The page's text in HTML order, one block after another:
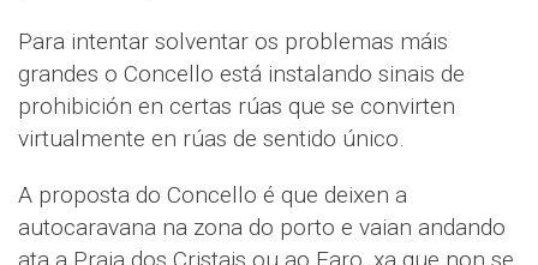
Para intentar solventar os problemas máis
grandes o Concello está instalando sinais de
prohibición en certas rúas que se convirten
virtualmente en rúas de sentido único.
A proposta do Concello é que deixen a
autocaravana na zona do porto e vaian andando